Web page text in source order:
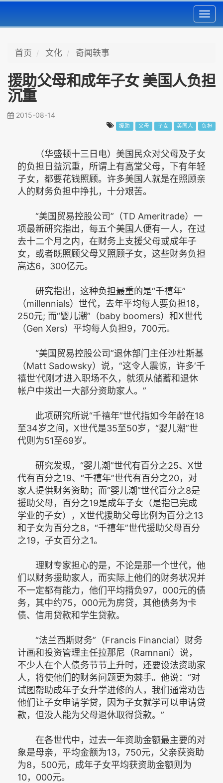
首页 文化 奇闻轶事
援助父母和成年子女 美国人负担
沉重
2015-08-14
援助 父母 子女 美国人 负担
（华盛顿十三日电）美国民众对父母及子女
的负担日益沉重，所谓上有高堂父母，下有年轻
子女，都要花钱照顾。许多美国人就是在照顾亲
人的财务负担中挣扎，十分艰苦。
“美国贸易控股公司”（TD Ameritrade）一
项最新研究指出，每五个美国人便有一人，在过
去十二个月之内，在财务上支援父母或成年子
女，或者既照顾父母又照顾子女，这些财务负担
高达6，300亿元。
研究指出，这种负担最重的是“千禧年”
（millennials）世代，去年平均每人要负担18，
250元; 而“婴儿潮”（baby boomers）和X世代
（Gen Xers）平均每人负担9，700元。
“美国贸易控股公司”退休部门主任沙杜斯基
（Matt Sadowsky）说，“这令人震惊，许多‘千
禧世’代刚才进入职场不久，就须从储蓄和退休
帐户中拨出一大部分资助家人。”
此项研究所说“千禧年”世代指如今年龄在18
至34岁之间，X世代是35至50岁，“婴儿潮”世
代则为51至69岁。
研究发现，“婴儿潮”世代有百分之25、X世
代有百分之19、“千禧年”世代有百分之20，对
家人提供财务资助；而“婴儿潮”世代百分之8是
援助父母，百分之19是成年子女（是指已完成
学业的子女），X世代援助父母比例为百分之13
和子女为百分之8，“千禧年”世代援助父母百分
之19，子女百分之1。
理财专家担心的是，不论是那一个世代，他
们以财务援助家人，而实际上他们的财务状况并
不一定都有能力，他们平均揹负97，000元的债
务，其中约75，000元为房贷，其他债务为卡
债、信用贷款和学生贷款。
“法兰西斯财务”（Francis Financial）财务
计画和投资管理主任拉那尼（Ramnani）说，
不少人在个人债务节节上升时，还要设法资助家
人，将使他们的财务问题更为棘手。他说：“对
试图帮助成年子女升学进修的人，我们通常劝告
他们让子女申请学贷，因为子女就学可以申请贷
款，但没人能为父母退休取得贷款。”
在各世代中，过去一年资助金额最主要的对
象是母亲，平均金额为13，750元，父亲获资助
为8，500元，成年子女平均获资助金额则为
10，000元。